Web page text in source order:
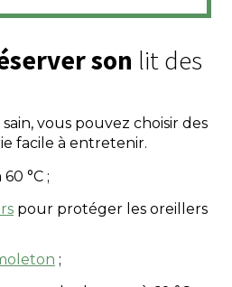
son lit des
vous pouvez choisir des
facile à entretenir.
°C ;
pour protéger les oreillers
;